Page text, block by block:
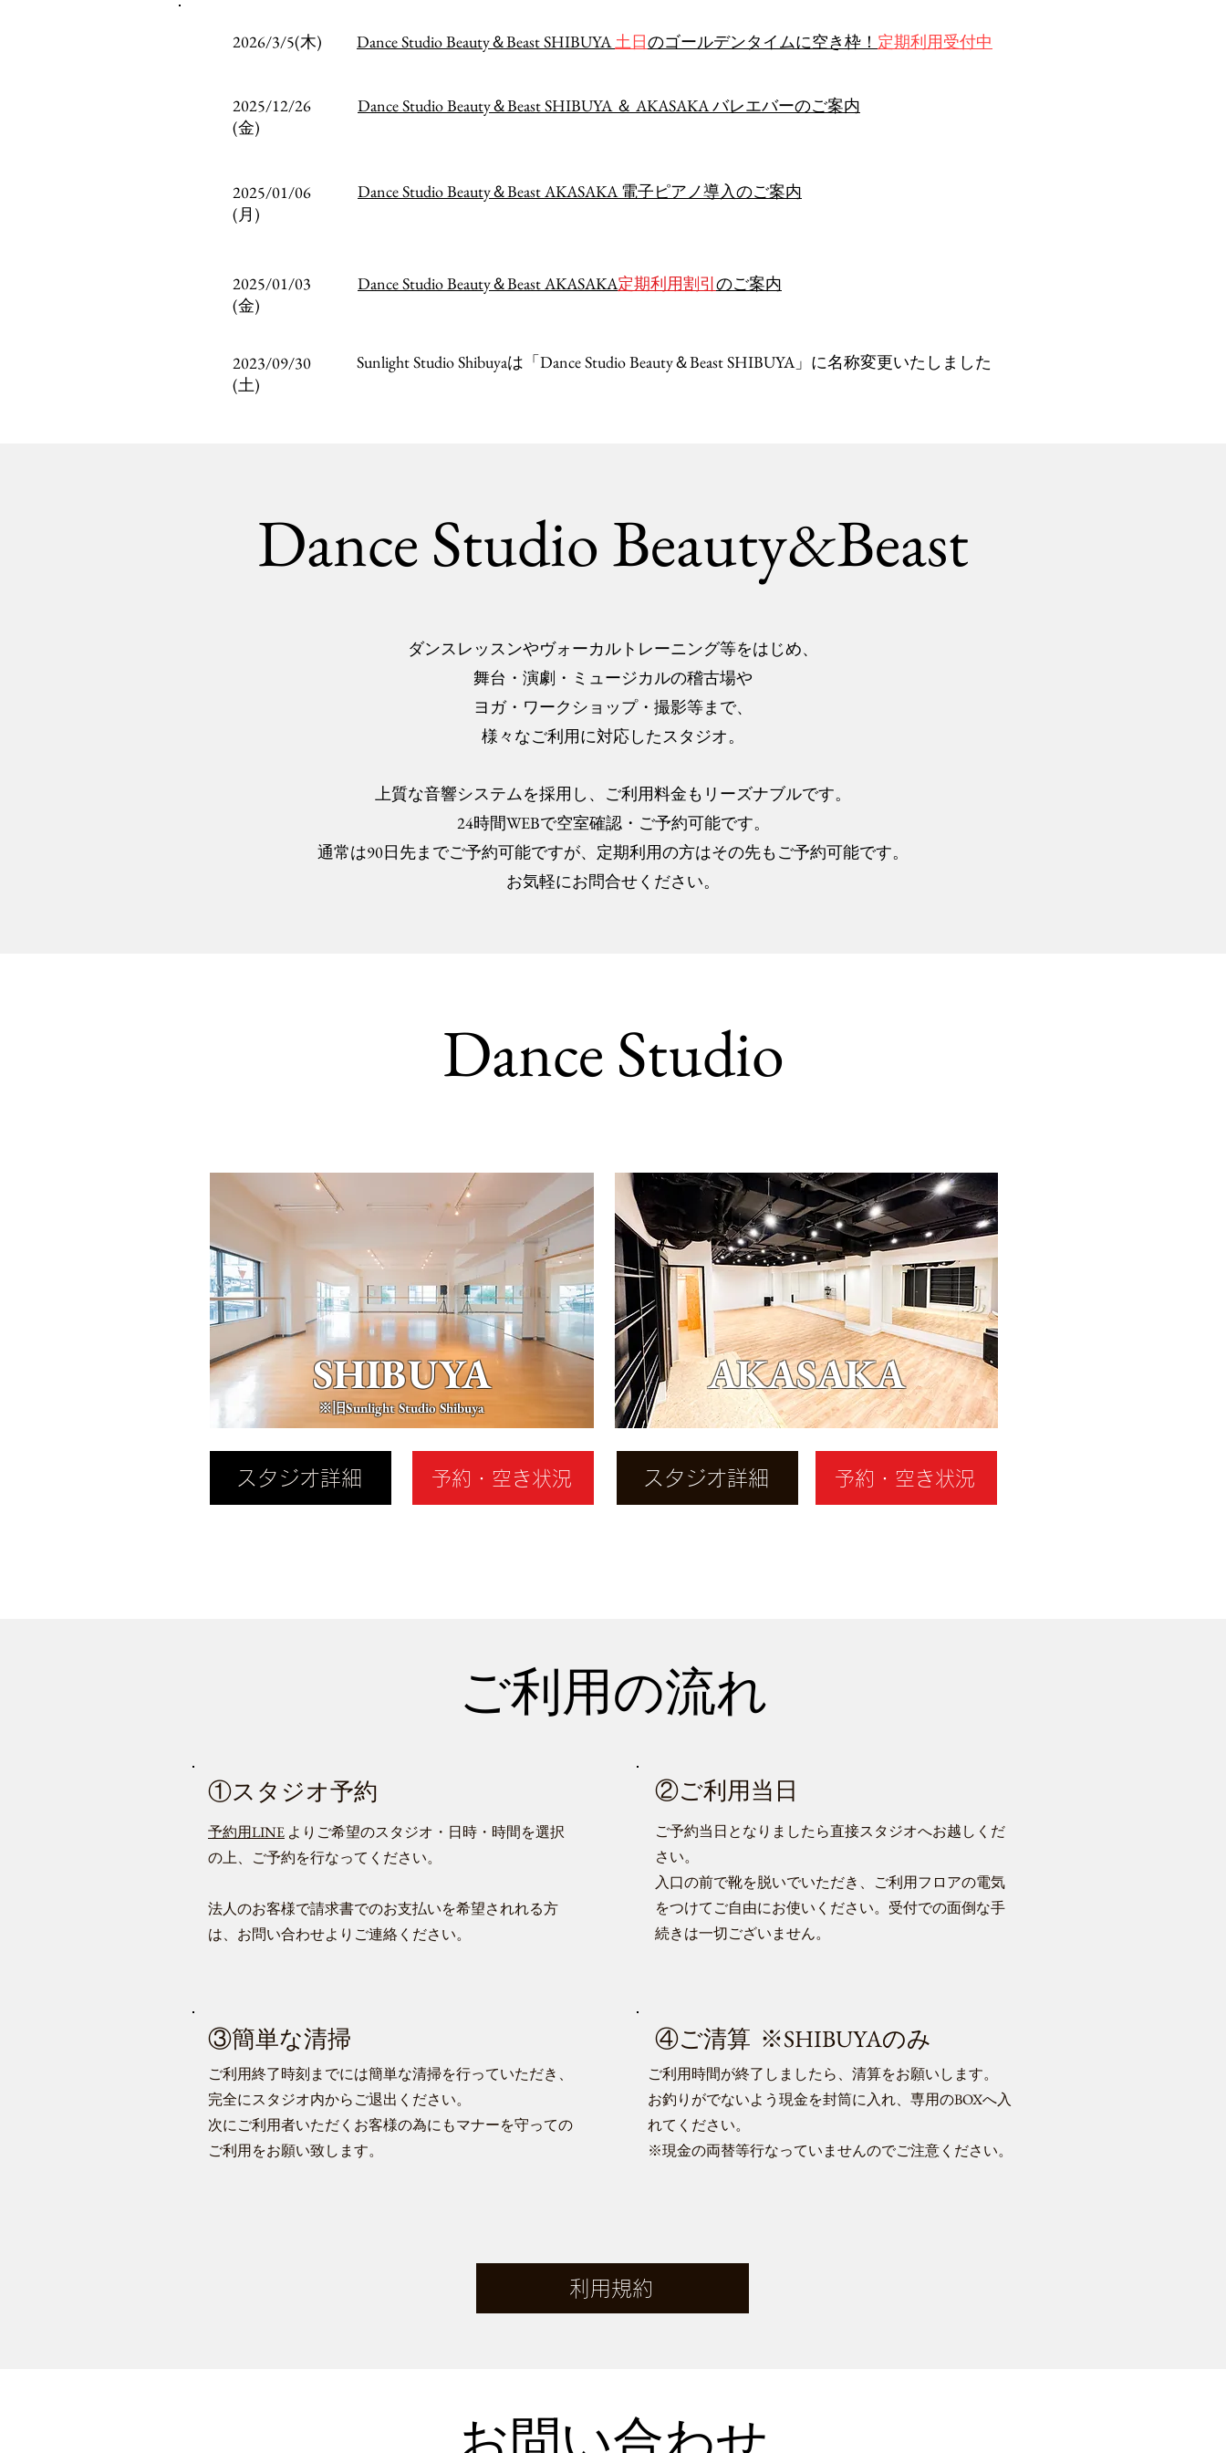
2026/3/5(木) Dance Studio Beauty＆Beast SHIBUYA土日のゴールデンタイムに空き枠！ 定期利用受付中
2025/12/26
(金)
Dance Studio Beauty＆Beast SHIBUYA ＆ AKASAKA バレエバーのご案内
2025/01/06
(月)
Dance Studio Beauty＆Beast AKASAKA 電子ピアノ導入のご案内
2025/01/03
(金)
Dance Studio Beauty＆Beast AKASAKA定期利用割引のご案内
2023/09/30
(土)
Sunlight Studio Shibuyaは「Dance Studio Beauty＆Beast SHIBUYA」に名称変更いたしました
Dance Studio Beauty&Beast
ダンスレッスンやヴォーカルトレーニング等をはじめ、
舞台・演劇・ミュージカルの稽古場や
ヨガ・ワークショップ・撮影等まで、
様々なご利用に対応したスタジオ。
上質な音響システムを採用し、ご利用料金もリーズナブルです。
24時間WEBで空室確認・ご予約可能です。
通常は90日先までご予約可能ですが、定期利用の方はその先もご予約可能です。
お気軽にお問合せください。
Dance Studio
SHIBUYA
※旧Sunlight Studio Shibuya
AKASAKA
スタジオ詳細 予約・空き状況 スタジオ詳細 予約・空き状況
ご利用の流れ
①スタジオ予約
予約用LINE より ご希望のスタジオ・日時・時間を選択
の上、ご予約を行なってください。
​法人のお客様で請求書でのお支払いを希望されれる方
は、お問い合わせよりご連絡ください。
②ご利用当日
ご予約当日となりましたら直接スタジオへお越しくだ
さい。
入口の前で靴を脱いでいただき、ご利用フロアの電気
をつけてご自由にお使いください。受付での面倒な手
続きは一切ございません。
③簡単な清掃
ご利用終了時刻までには簡単な清掃を行っていただき、
完全にスタジオ内からご退出ください。
次にご利用者いただくお客様の為にもマナーを守っての
ご利用をお願い致します。
④ご清算 ※SHIBUYAのみ
ご利用時間が終了しましたら、清算をお願いします。
お釣りがでないよう現金を封筒に入れ、専用のBOXへ入
れてください。
※現金の両替等行なっていませんのでご注意ください。
利用規約